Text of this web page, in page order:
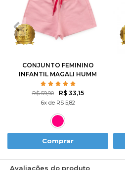
1 6
CONJUNTO FEMININO
INFANTIL MAGALI HUMM
AMO MELANCIA- TURMA
DA MÔNICA
R$ 59,90 R$ 33,15
6x de R$ 5,82
Comprar
Avaliações do produto